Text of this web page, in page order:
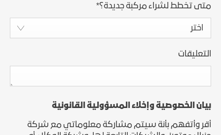
متى تخطط لشراء مركبة جديدة؟*
اختر
التعليقات
بيان الخصوصية وإخلاء المسؤولية القانونية
أقر وأتفهم بأنة سيتم مشاركة معلوماتي مع شركة